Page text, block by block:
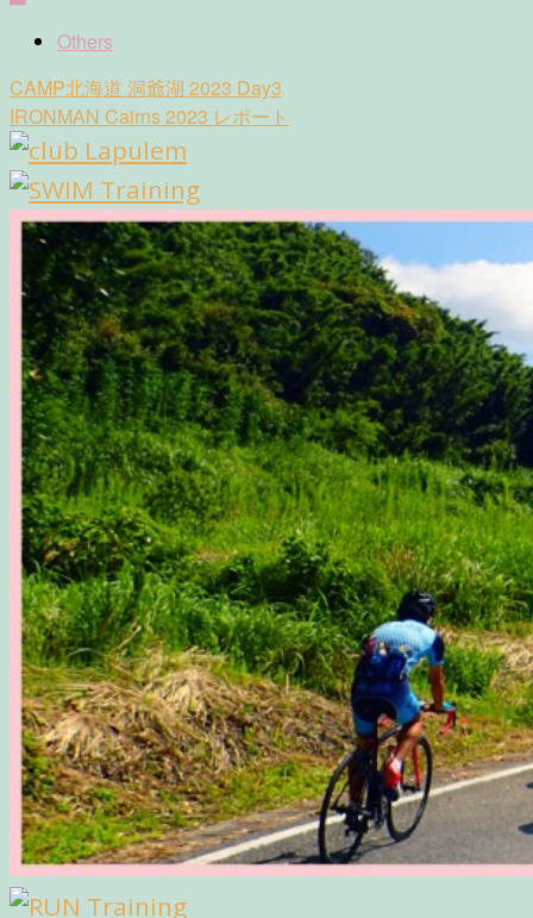
Others
Post
navigation
CAMP北海道 洞爺湖 2023 Day3
IRONMAN Cairns 2023 レポート